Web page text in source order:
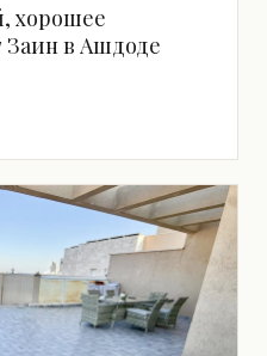
хорошее
Заин в Ашдоде